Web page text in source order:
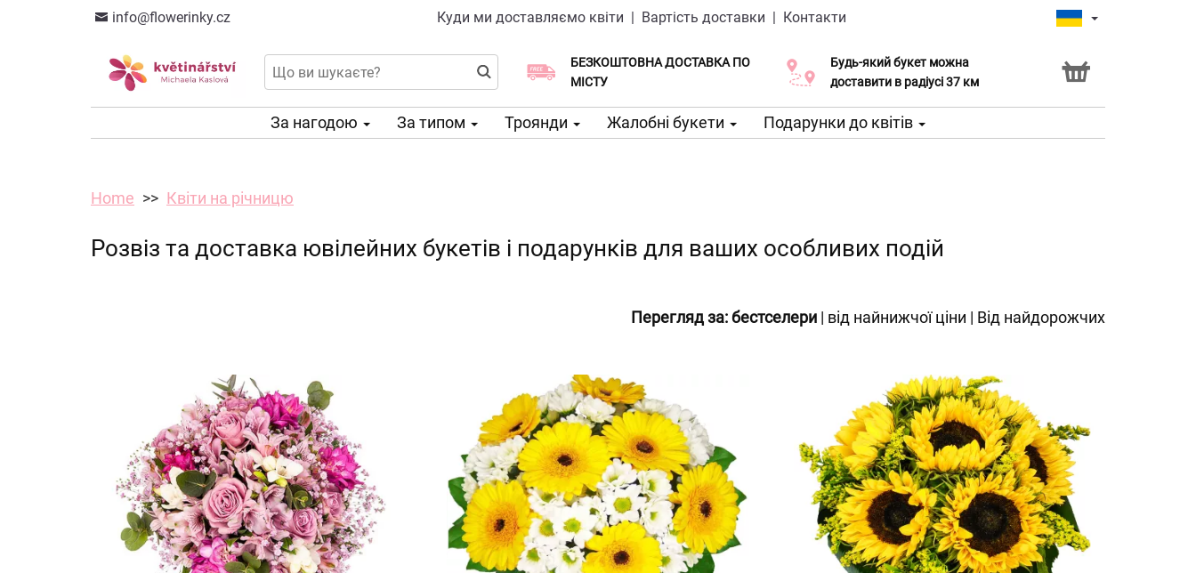
info@flowerinky.cz Куди ми доставляємо квіти | Вартість доставки | Контакти
БЕЗКОШТОВНА ДОСТАВКА ПО
МІСТУ
Доставка в той же день доступна
Виберіть дату доставки
Будь-який букет можна
доставити в радіусі 37 км
Послуга Click & Collect
За нагодою За типом Троянди Жалобні букети Подарунки до квітів
Home Квіти на річницю
Розвіз та доставка ювілейних букетів і подарунків для ваших особливих подій
Перегляд за:бестселери | від найнижчої ціни | Від найдорожчих